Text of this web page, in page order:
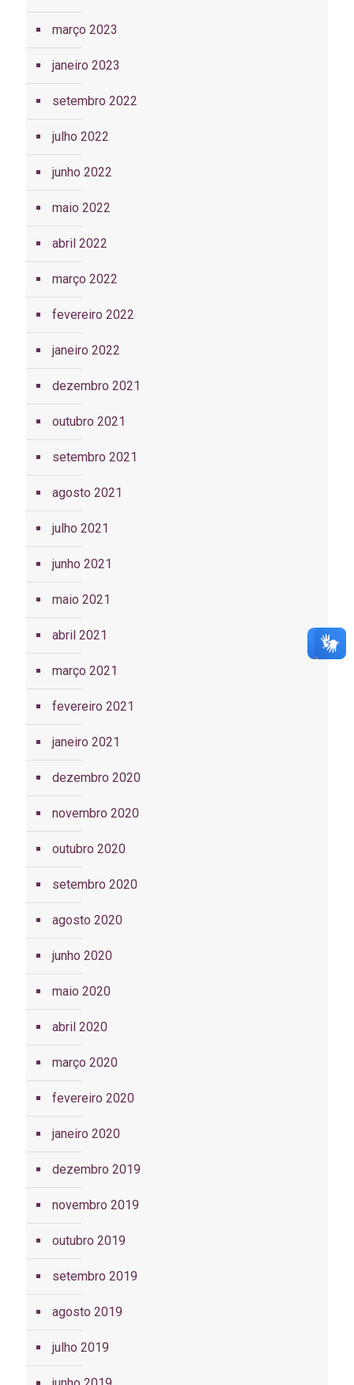
março 2023
janeiro 2023
setembro 2022
julho 2022
junho 2022
maio 2022
abril 2022
março 2022
fevereiro 2022
janeiro 2022
dezembro 2021
outubro 2021
setembro 2021
agosto 2021
julho 2021
junho 2021
maio 2021
abril 2021
março 2021
fevereiro 2021
janeiro 2021
dezembro 2020
novembro 2020
outubro 2020
setembro 2020
agosto 2020
junho 2020
maio 2020
abril 2020
março 2020
fevereiro 2020
janeiro 2020
dezembro 2019
novembro 2019
outubro 2019
setembro 2019
agosto 2019
julho 2019